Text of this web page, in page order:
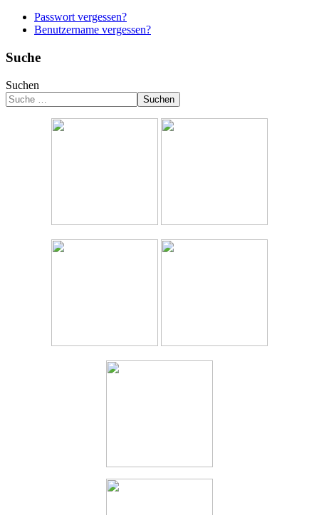
Passwort vergessen?
Benutzername vergessen?
Suche
Suchen
Suchen